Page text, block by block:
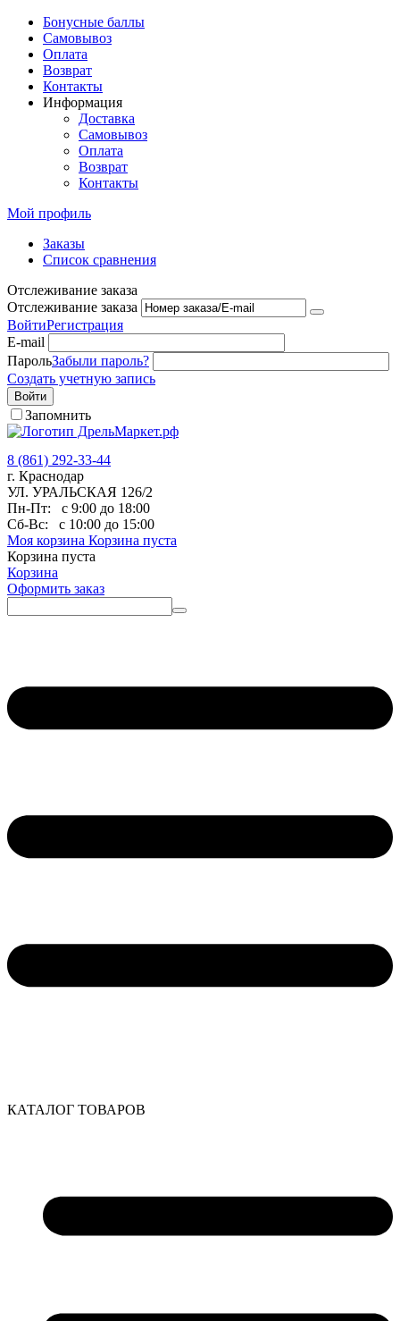
Бонусные баллы
Самовывоз
Оплата
Возврат
Контакты
Информация
Доставка
Самовывоз
Оплата
Возврат
Контакты
Мой профиль
Заказы
Список сравнения
Отслеживание заказа
Отслеживание заказа
ВойтиРегистрация
E-mail
ПарольЗабыли пароль?
Создать учетную запись
Войти
Запомнить
8 (861) 292-33-44
г. Краснодар
УЛ. УРАЛЬСКАЯ 126/2
Пн-Пт:
с 9:00 до 18:00
Сб-Вс:
с 10:00 до 15:00
Моя корзина Корзина пуста
Корзина пуста
Корзина
Оформить заказ
КАТАЛОГ ТОВАРОВ